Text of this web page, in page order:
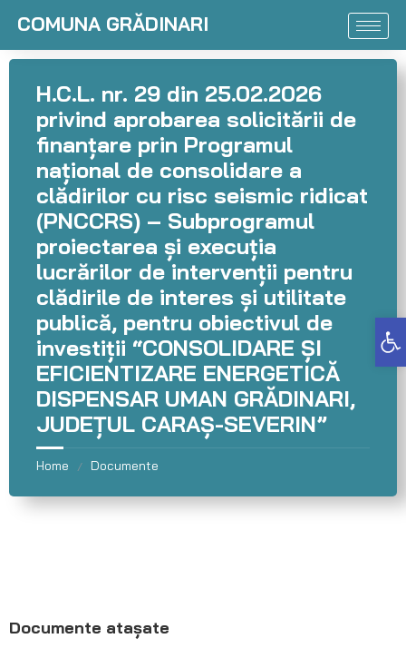
Deschide bara de unelte
COMUNA GRĂDINARI
H.C.L. nr. 29 din 25.02.2026
privind aprobarea solicitării de
finanțare prin Programul
național de consolidare a
clădirilor cu risc seismic ridicat
(PNCCRS) – Subprogramul
proiectarea și execuția
lucrărilor de intervenții pentru
clădirile de interes și utilitate
publică, pentru obiectivul de
investiții “CONSOLIDARE ȘI
EFICIENTIZARE ENERGETICĂ
DISPENSAR UMAN GRĂDINARI,
JUDEȚUL CARAȘ-SEVERIN”
Home / Documente